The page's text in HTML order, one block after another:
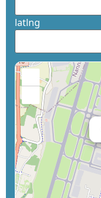
latlng